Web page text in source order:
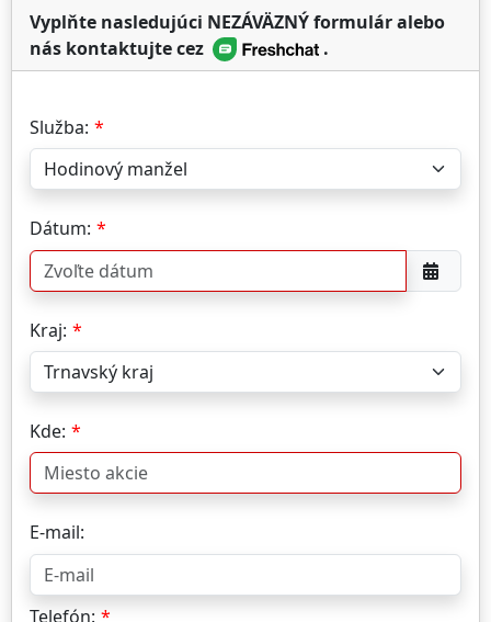
Vyplňte nasledujúci NEZÁVÄZNÝ formulár alebo
nás kontaktujte cez
.
Služba:
Dátum:
Kraj:
Kde:
E-mail:
Telefón: